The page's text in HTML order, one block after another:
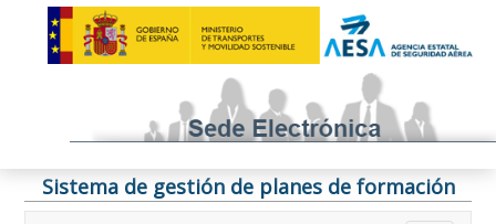
Sistema de gestión de planes de formación